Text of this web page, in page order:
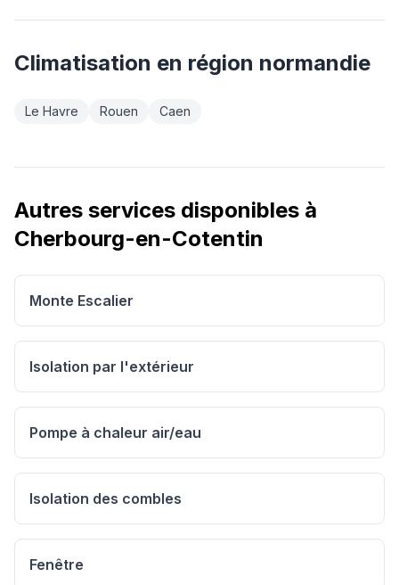
Climatisation en région normandie
Le Havre Rouen Caen
Autres services disponibles à
Cherbourg-en-Cotentin
Monte Escalier
Isolation par l'extérieur
Pompe à chaleur air/eau
Isolation des combles
Fenêtre